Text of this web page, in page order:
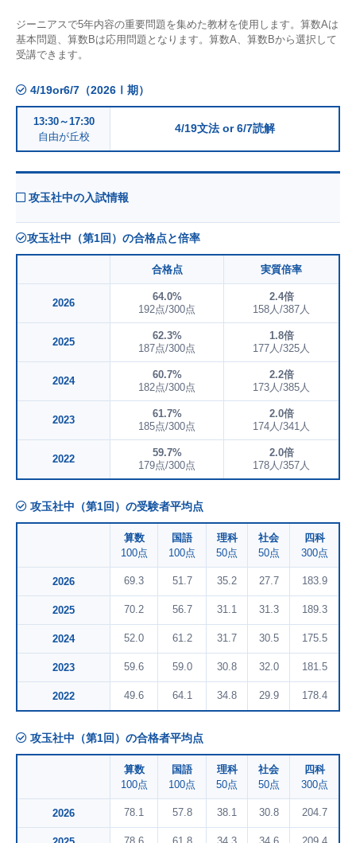
ジーニアスで5年内容の重要問題を集めた教材を使用します。算数Aは
基本問題、算数Bは応用問題となります。算数A、算数Bから選択して
受講できます。
4/19or6/7（2026Ⅰ期）
13:30～17:30
自由が丘校
4/19文法 or 6/7読解
攻玉社中の入試情報
攻玉社中（第1回）の合格点と倍率
合格点 実質倍率
2026
64.0%
192点/300点
2.4倍
158人/387人
2025
62.3%
187点/300点
1.8倍
177人/325人
2024
60.7%
182点/300点
2.2倍
173人/385人
2023
61.7%
185点/300点
2.0倍
174人/341人
2022
59.7%
179点/300点
2.0倍
178人/357人
攻玉社中（第1回）の受験者平均点
算数
100点
国語
100点
理科
50点
社会
50点
四科
300点
2026 69.3 51.7 35.2 27.7 183.9
2025 70.2 56.7 31.1 31.3 189.3
2024 52.0 61.2 31.7 30.5 175.5
2023 59.6 59.0 30.8 32.0 181.5
2022 49.6 64.1 34.8 29.9 178.4
攻玉社中（第1回）の合格者平均点
算数
100点
国語
100点
理科
50点
社会
50点
四科
300点
2026 78.1 57.8 38.1 30.8 204.7